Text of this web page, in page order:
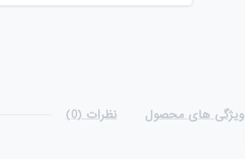
ویژگی های محصول نظرات (0)